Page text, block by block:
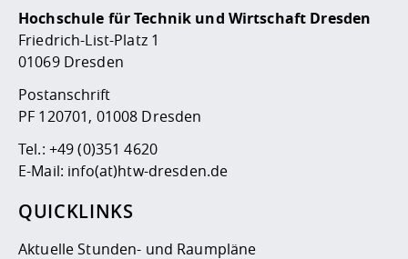
Hochschule für Technik und Wirtschaft Dresden
Friedrich-List-Platz 1
01069 Dresden
Postanschrift
PF 120701, 01008 Dresden
Tel.: +49 (0)351 4620
E-Mail: info(at)htw-dresden.de
QUICKLINKS
Aktuelle Stunden- und Raumpläne